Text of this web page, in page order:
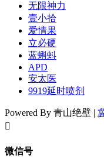
无限神力
壹小拾
爱情果
立必硬
蓝蝌蚪
APD
安太医
9919延时喷剂
Powered By 青山绝壁 |
󦘖
微信号